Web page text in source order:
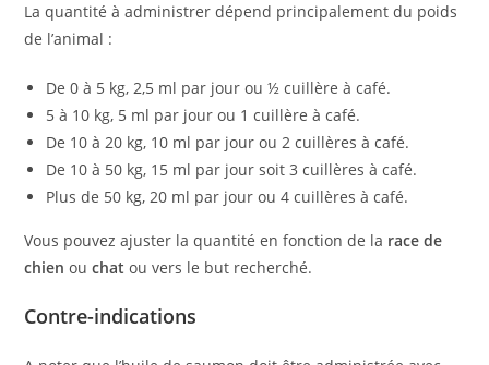
La quantité à administrer dépend principalement du poids
de l’animal :
De 0 à 5 kg, 2,5 ml par jour ou ½ cuillère à café.
5 à 10 kg, 5 ml par jour ou 1 cuillère à café.
De 10 à 20 kg, 10 ml par jour ou 2 cuillères à café.
De 10 à 50 kg, 15 ml par jour soit 3 cuillères à café.
Plus de 50 kg, 20 ml par jour ou 4 cuillères à café.
Vous pouvez ajuster la quantité en fonction de la race de
chien ouchat ou vers le but recherché.
Contre-indications